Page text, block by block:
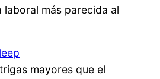
laboral más parecida al
mayores que el